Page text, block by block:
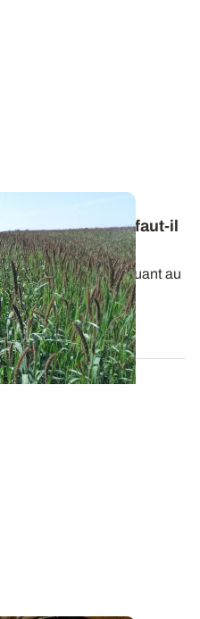
fourragers : faut-il
dérobée ?
grandit quant au